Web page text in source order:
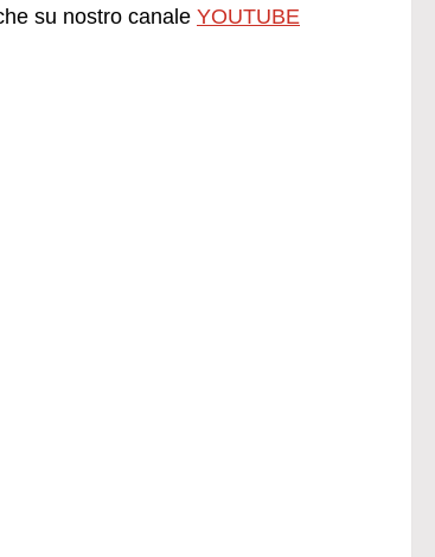
su nostro canale YOUTUBE